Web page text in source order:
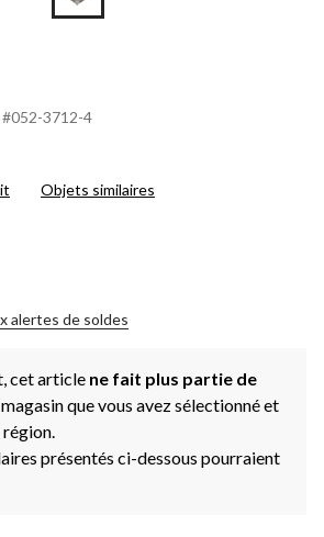
#052-3712-4
Objets similaires
alertes de soldes
cet article ne fait plus partie de
que vous avez sélectionné et
présentés ci-dessous pourraient